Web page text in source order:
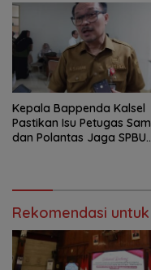
Kepala Bappenda Kalsel
Pastikan Isu Petugas
dan Polantas Jaga SPBU
Rekomendasi